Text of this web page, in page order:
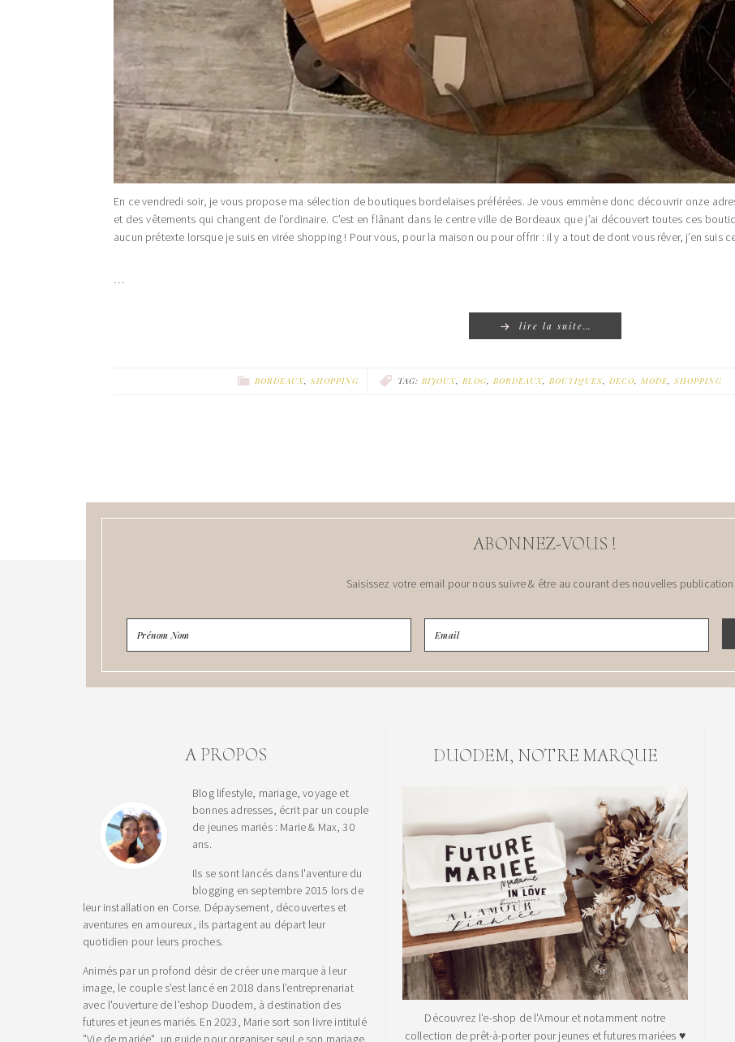
En ce vendredi soir, je vous propose ma sélection de boutiques bordelaises préférées. Je vous emmène donc découvrir onze
et des vêtements qui changent de l’ordinaire. C’est en flânant dans le centre ville de Bordeaux que j’ai découvert toutes ces
aucun prétexte lorsque je suis en virée shopping ! Pour vous, pour la maison ou pour offrir : il y a tout de dont vous rêver, j’en suis
…
lire la suite…
BORDEAUX, SHOPPING TAG: BIJOUX, BLOG, BORDEAUX, BOUTIQUES, DECO, MODE, SHOPPING
ABONNEZ-VOUS !
Saisissez votre email pour nous suivre & être au courant des nouvelles
A PROPOS
Blog lifestyle, mariage, voyage et
bonnes adresses, écrit par un couple
de jeunes mariés : Marie & Max, 30
ans.
Ils se sont lancés dans l'aventure du
blogging en septembre 2015 lors de
leur installation en Corse. Dépaysement, découvertes et
aventures en amoureux, ils partagent au départ leur
quotidien pour leurs proches.
Animés par un profond désir de créer une marque à leur
image, le couple s’est lancé en 2018 dans l’entreprenariat
avec l'ouverture de l'eshop Duodem, à destination des
futures et jeunes mariés. En 2023, Marie sort son livre intitulé
"Vie de mariée", un guide pour organiser seul.e son mariage.
DUODEM, NOTRE MARQUE
Découvrez l'e-shop de l'Amour et notamment notre
collection de prêt-à-porter pour jeunes et futures mariées ♥